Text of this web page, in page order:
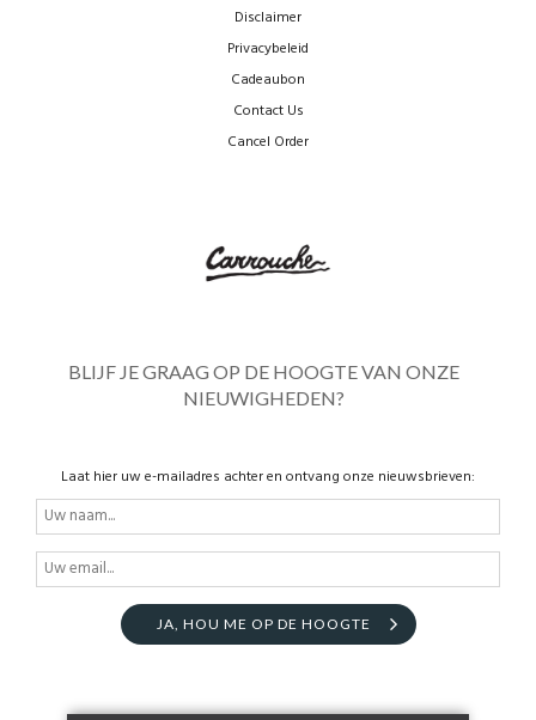
Disclaimer
Privacybeleid
Cadeaubon
Contact Us
Cancel Order
BLIJF JE GRAAG OP DE HOOGTE VAN ONZE
NIEUWIGHEDEN?
Laat hier uw e-mailadres achter en ontvang onze nieuwsbrieven:
JA, HOU ME OP DE HOOGTE